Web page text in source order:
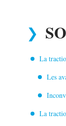
La
Les
La